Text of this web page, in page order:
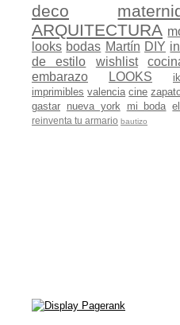
deco
ARQUITECTURA
looks bodas Martín DIY
de estilo
wishlist
embarazo
LOOKS
imprimibles valencia cine
gastar nueva york mi boda
reinventa tu armario bautizo